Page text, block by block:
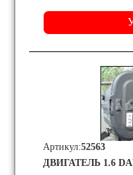
ДВИГАТЕЛЬ 1.6
Артикул:52563